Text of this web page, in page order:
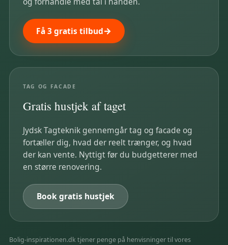
Få 3 gratis tilbud
TAG OG FACADE
Gratis hustjek af taget
Jydsk Tagteknik gennemgår tag og facade og
fortæller dig, hvad der reelt trænger, og hvad
der kan vente. Nyttigt før du budgetterer med
en større renovering.
Book gratis hustjek
Bolig-inspirationen.dk tjener penge på henvisninger til vores